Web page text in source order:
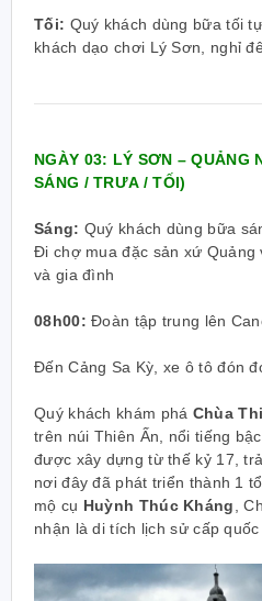
Tối: Quý khách dùng bữa tối
khách dạo chơi Lý Sơn, nghỉ
NGÀY 03: LÝ SƠN – QUẢNG
SÁNG / TRƯA / TỐI)
Sáng: Quý khách dùng bữa
Đi chợ mua đặc sản xứ Quảng
và gia đình
08h00:Đoàn tập trung lên
Đến Cảng Sa Kỳ, xe ô tô đón
Quý khách khám phá Chùa
trên núi Thiên Ấn, nổi tiếng
được xây dựng từ thế kỷ 17,
nơi đây đã phát triển thành 1
mộ cụ Huỳnh Thúc Kháng,
nhận là di tích lịch sử cấp